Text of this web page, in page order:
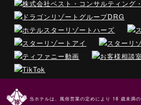
当ホテルは、風俗営業の定めにより 18 歳未満